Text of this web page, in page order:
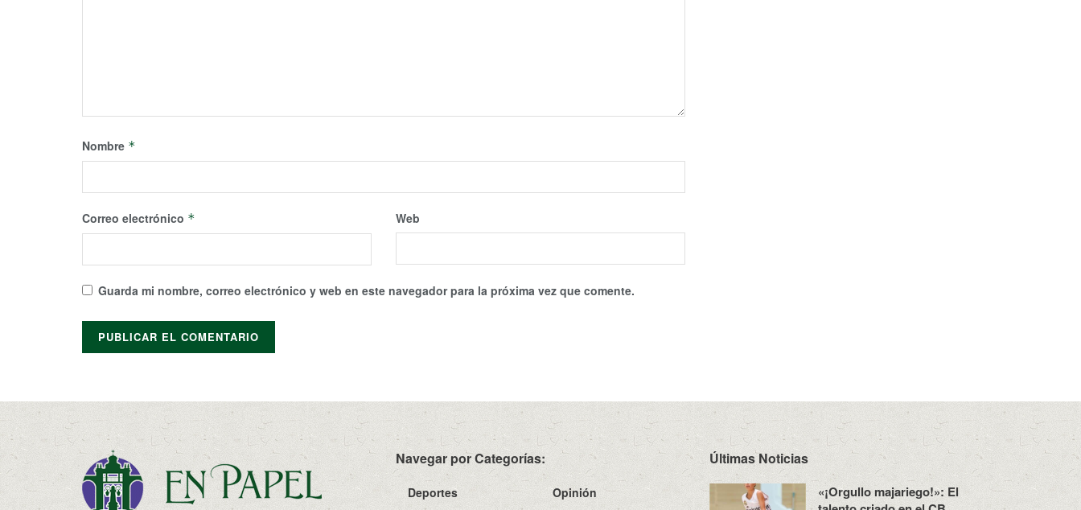
Nombre *
Correo electrónico * Web
Guarda mi nombre, correo electrónico y web en este navegador para la próxima vez que comente.
Navegar por Categorías:
Deportes Opinión
Últimas Noticias
«¡Orgullo majariego!»: El